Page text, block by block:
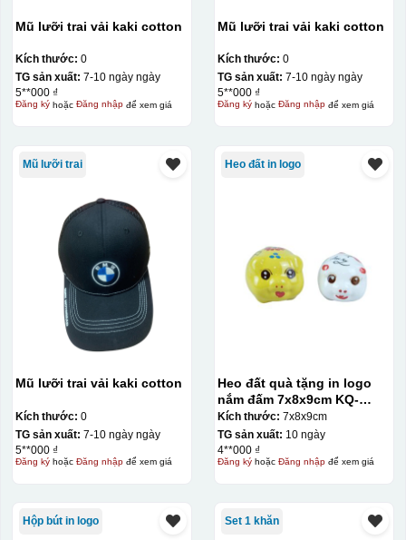
Mũ lưỡi trai vải kaki cotton
Kích thước: 0
TG sản xuất: 7-10 ngày ngày
5**000 ₫
Đăng kýhoặc Đăng nhậpđể xem giá
Mũ lưỡi trai vải kaki cotton
Kích thước: 0
TG sản xuất: 7-10 ngày ngày
5**000 ₫
Đăng kýhoặc Đăng nhậpđể xem giá
Mũ lưỡi trai
Mũ lưỡi trai vải kaki cotton
Kích thước: 0
TG sản xuất: 7-10 ngày ngày
5**000 ₫
Đăng kýhoặc Đăng nhậpđể xem giá
Heo đất in logo
Heo đất quà tặng in logo
nắm đấm 7x8x9cm KQ-
HĐ02
Kích thước: 7x8x9cm
TG sản xuất: 10 ngày
4**000 ₫
Đăng kýhoặc Đăng nhậpđể xem giá
Hộp bút in logo Set 1 khăn